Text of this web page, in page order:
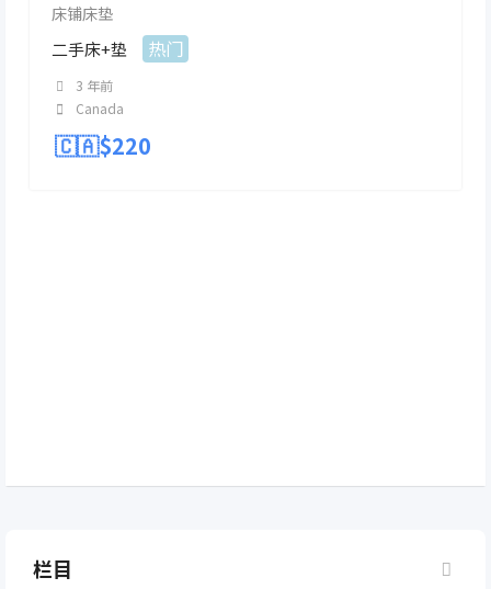
床铺床垫
二手床+垫 热门
3 年前
Canada
🇨🇦$220
栏目